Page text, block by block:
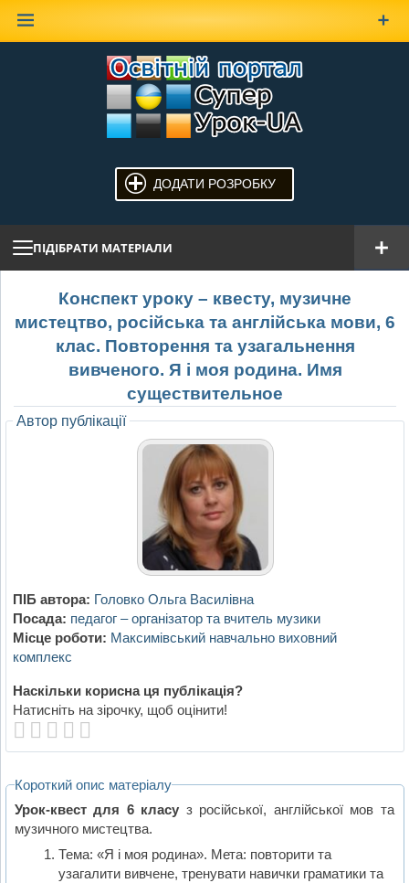
ДОДАТИ РОЗРОБКУ
ПІДІБРАТИ МАТЕРІАЛИ
Конспект уроку – квесту, музичне
мистецтво, російська та англійська мови, 6
клас. Повторення та узагальнення
вивченого. Я і моя родина. Имя
существительное
Автор публікації
ПІБ автора: Головко Ольга Василівна
Посада: педагог – організатор та вчитель музики
Місце роботи: Максимівський навчально виховний
комплекс
Наскільки корисна ця публікація?
Натисніть на зірочку, щоб оцінити!
Короткий опис матеріалу
Урок-квест для 6 класу з російської, англійської мов та
музичного мистецтва.
Тема: «Я і моя родина». Мета: повторити та
узагалити вивчене, тренувати навички граматики та